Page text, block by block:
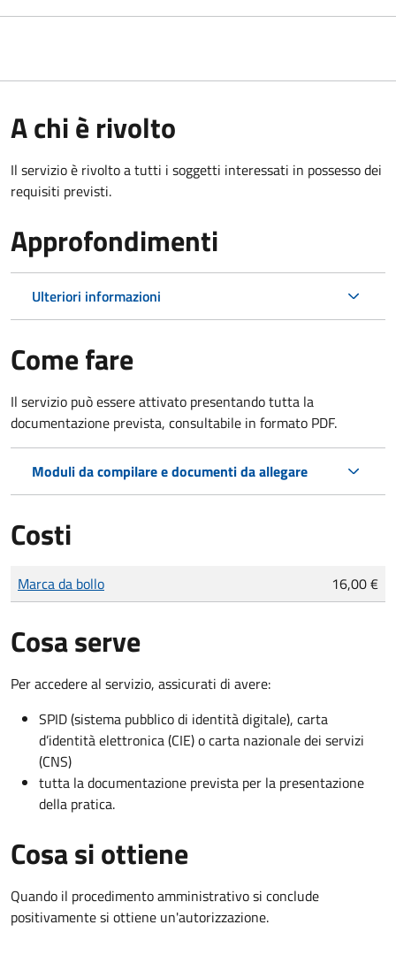
A chi è rivolto
Il servizio è rivolto a tutti i soggetti interessati in possesso dei
requisiti previsti.
Approfondimenti
Ulteriori informazioni
Come fare
Il servizio può essere attivato presentando tutta la
documentazione prevista, consultabile in formato PDF.
Moduli da compilare e documenti da allegare
Costi
Tipo di pagamento
Importo
Marca da bollo 16,00 €
Cosa serve
Per accedere al servizio, assicurati di avere:
SPID (sistema pubblico di identità digitale), carta
d’identità elettronica (CIE) o carta nazionale dei servizi
(CNS)
tutta la documentazione prevista per la presentazione
della pratica.
Cosa si ottiene
Quando il procedimento amministrativo si conclude
positivamente si ottiene un'autorizzazione.